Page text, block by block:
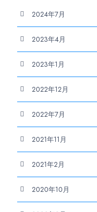
2024年7月
2023年4月
2023年1月
2022年12月
2022年7月
2021年11月
2021年2月
2020年10月